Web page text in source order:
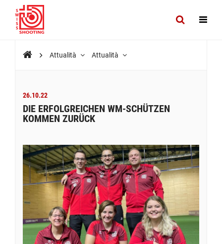
Attualità Attualità
26.10.22
DIE ERFOLGREICHEN WM-SCHÜTZEN
KOMMEN ZURÜCK